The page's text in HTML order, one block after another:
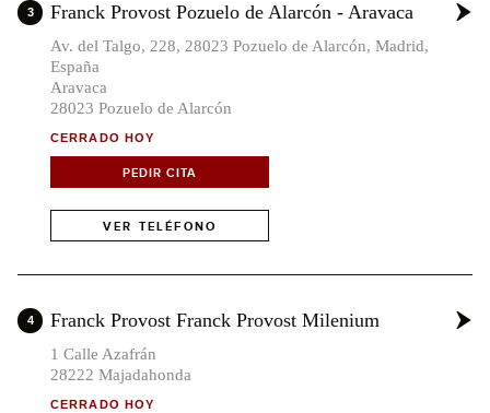
3 Franck Provost Pozuelo de Alarcón - Aravaca
Av. del Talgo, 228, 28023 Pozuelo de Alarcón, Madrid,
España
Aravaca
28023 Pozuelo de Alarcón
CERRADO HOY
PEDIR CITA
VER TELÉFONO
4 Franck Provost Franck Provost Milenium
1 Calle Azafrán
28222 Majadahonda
CERRADO HOY